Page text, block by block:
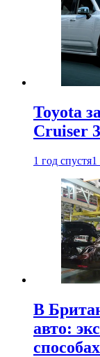
Toyota
Cruiser
1 год спустя1
В
авто: